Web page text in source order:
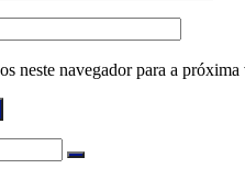
neste navegador para a